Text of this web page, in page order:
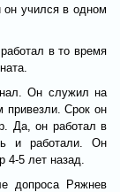
учился в одном
в то время
Он служил на
привезли. Срок он
Да, он работал в
и работали. Он
5 лет назад.
допроса Ряжнев